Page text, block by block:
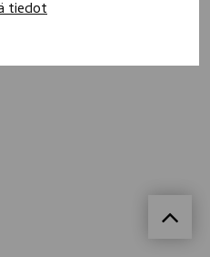
tiedot